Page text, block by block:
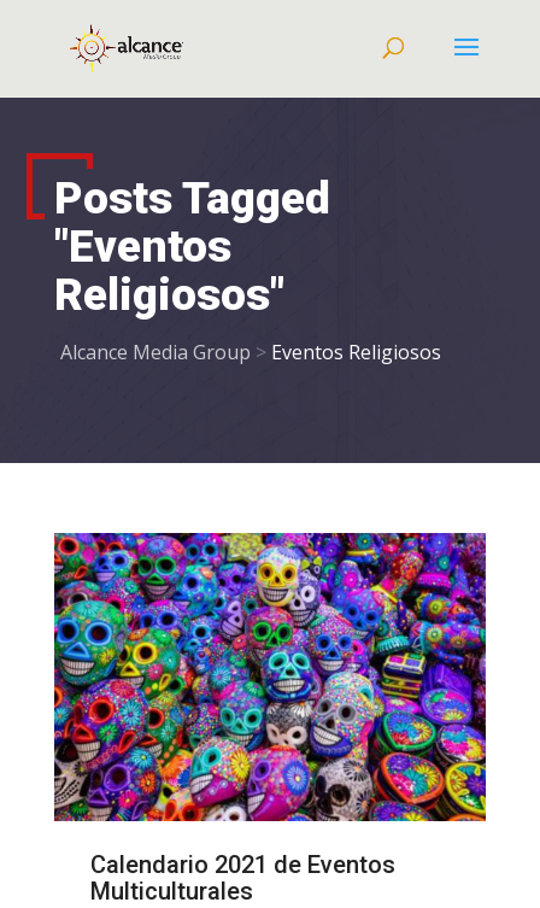
Posts Tagged
"Eventos
Religiosos"
Alcance Media Group > Eventos Religiosos
Calendario 2021 de Eventos
Multiculturales